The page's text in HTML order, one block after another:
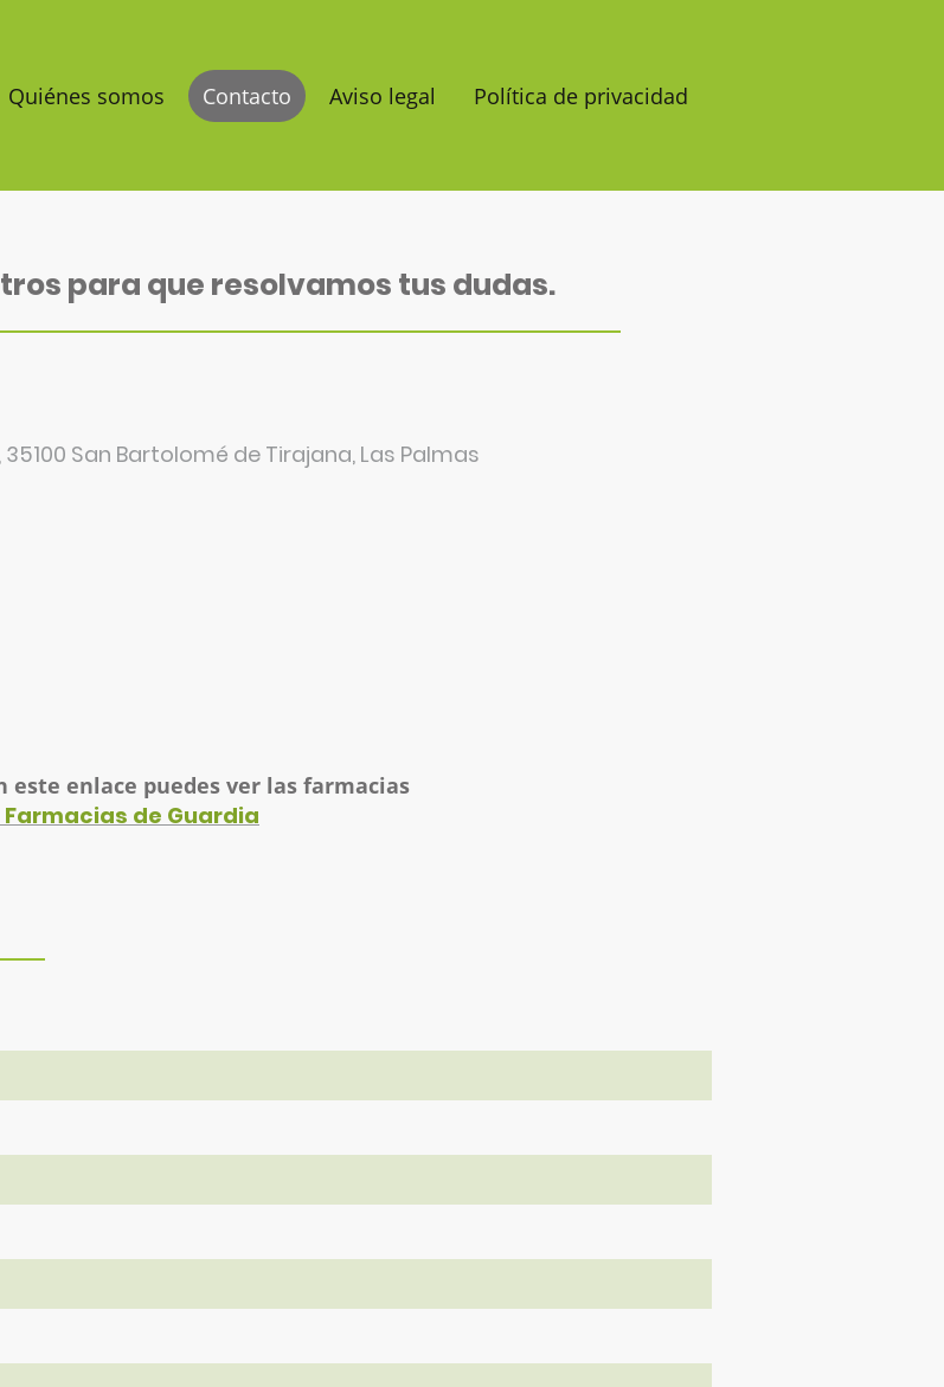
Quiénes somos Contacto Aviso legal Política de privacidad
para que resolvamos tus dudas.
35100 San Bartolomé de Tirajana, Las Palmas
enlace puedes ver las farmacias
de Guardia